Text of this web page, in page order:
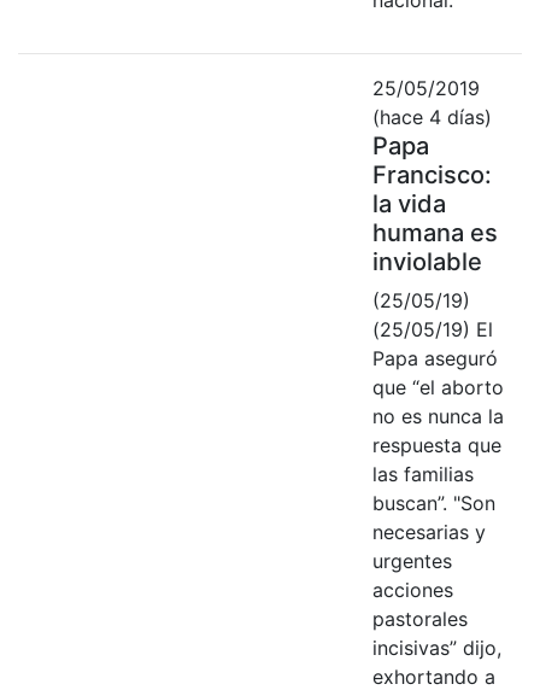
25/05/2019
(hace 4 días)
Papa
Francisco:
la vida
humana es
inviolable
(25/05/19)
(25/05/19) El
Papa aseguró
que “el aborto
no es nunca la
respuesta que
las familias
buscan”. "Son
necesarias y
urgentes
acciones
pastorales
incisivas” dijo,
exhortando a